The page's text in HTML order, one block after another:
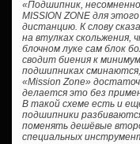
«Подшипник,
MISSION ZONE для
дистанцию. К слову
на втулках
блочном луке сам блок
сводит биения к
подшипниках
«Mission Zone»
делается это без
В такой схеме есть и
подшипники
поменять дешёвые
специальных